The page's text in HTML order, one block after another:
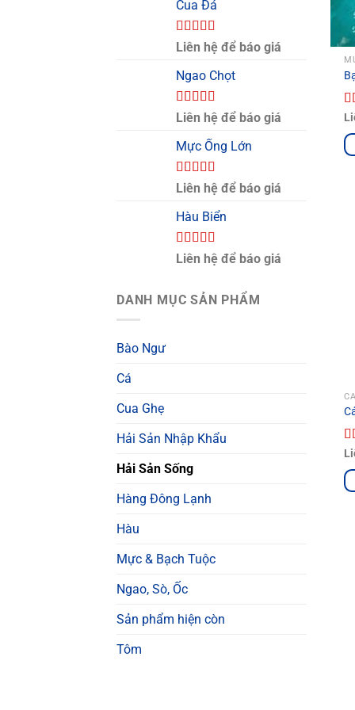
Cua Đá
Được xếp
5.00
sao
Liên hệ để báo giá
Ngao Chọt
Được xếp
5.00
sao
Liên hệ để báo giá
Mực Ống Lớn
Được xếp
5.00
sao
Liên hệ để báo giá
Hàu Biển
Được xếp
5.00
Liên hệ để báo giá
DANH MỤC SẢN PHẨM
Bào Ngư
Cá
Cua Ghẹ
Hải Sản Nhập Khẩu
Hải Sản Sống
Hàng Đông Lạnh
Hàu
Mực & Bạch Tuộc
Ngao, Sò, Ốc
Sản phẩm hiện còn
Tôm
CÁ